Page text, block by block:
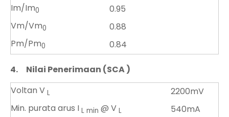
Im/Im0
0.95
Vm/Vm0
0.88
Pm/Pm0 0.84
4.
Nilai Penerimaan (SCA )
Voltan V L
2200mV
Min. purata arus I L min @ V L
540mA